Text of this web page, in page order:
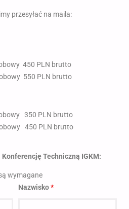
przesyłać na maila:
450 PLN brutto
550 PLN brutto
350 PLN brutto
450 PLN brutto
Konferencję Techniczną IGKM:
wymagane
Nazwisko*